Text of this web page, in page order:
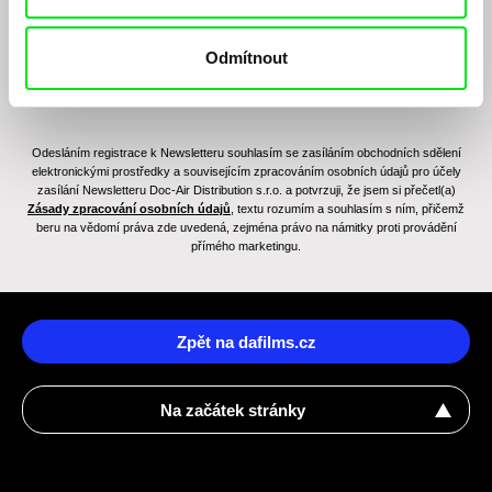
Odmítnout
Odesláním registrace k Newsletteru souhlasím se zasíláním obchodních sdělení
elektronickými prostředky a souvisejícím zpracováním osobních údajů pro účely
zasílání Newsletteru Doc-Air Distribution s.r.o. a potvrzuji, že jsem si přečetl(a)
Zásady zpracování osobních údajů , textu rozumím a souhlasím s ním, přičemž
beru na vědomí práva zde uvedená, zejména právo na námitky proti provádění
přímého marketingu.
Zpět na dafilms.cz
Na začátek stránky